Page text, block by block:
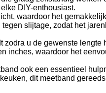
DIY-enthousiast.
waardoor het
slijtage, zodat het
u de gewenste
inches, waardoor het
ook een essentieel
dit meetband